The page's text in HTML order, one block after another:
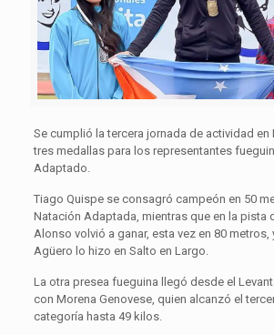
Se cumplió la tercera jornada de actividad en
tres medallas para los representantes
Adaptado.
Tiago Quispe se consagró campeón en 50
Natación Adaptada, mientras que en la pista
Alonso volvió a ganar, esta vez en 80 metros,
Agüero lo hizo en Salto en Largo.
La otra presea fueguina llegó desde el
con Morena Genovese, quien alcanzó el
categoría hasta 49 kilos.